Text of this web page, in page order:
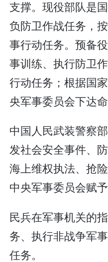
支撑。现役部队是
负防卫作战任务，
事行动任务。预备
事训练、执行防卫
行动任务；根据国
央军事委员会下达
中国人民武装警察
发社会安全事件、
海上维权执法、抢
中央军事委员会赋予
民兵在军事机关的
务、执行非战争军
任务。